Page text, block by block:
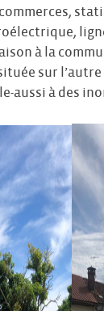
à la
sur l’autre
aussi à des